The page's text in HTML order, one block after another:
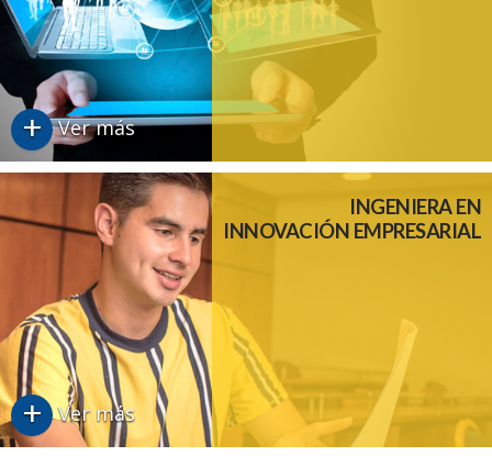
+ Ver más
INGENIERA EN
INNOVACIÓN EMPRESARIAL
+ Ver más